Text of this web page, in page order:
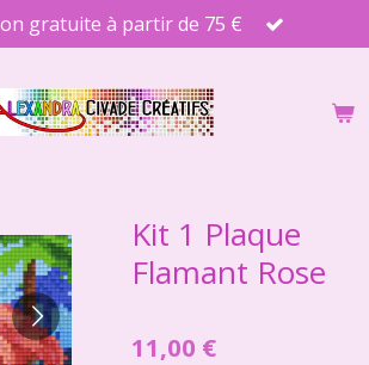
gratuite à partir de 75 €
Kit 1 Plaque
Flamant Rose
11,00 €